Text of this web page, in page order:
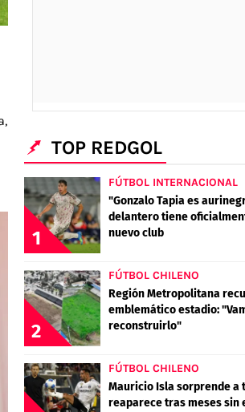
TOP REDGOL
1
FÚTBOL INTERNACIONAL
"Gonzalo Tapia es
delantero tiene
nuevo club
2
FÚTBOL CHILENO
Región Metropolitana
emblemático estadio:
reconstruirlo"
FÚTBOL CHILENO
Mauricio Isla sorprende a
reaparece tras meses sin